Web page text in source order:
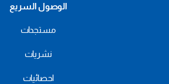
الوصول السريع
مستجدات
نشريات
احصائيات